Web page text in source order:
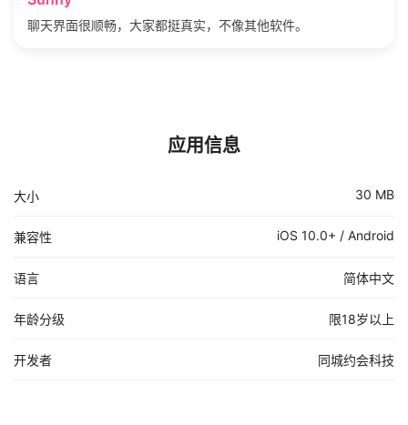
聊天界面很顺畅，大家都挺真实，不像其他软件。
应用信息
大小 30 MB
兼容性 iOS 10.0+ / Android
语言 简体中文
年龄分级 限18岁以上
开发者 同城约会科技